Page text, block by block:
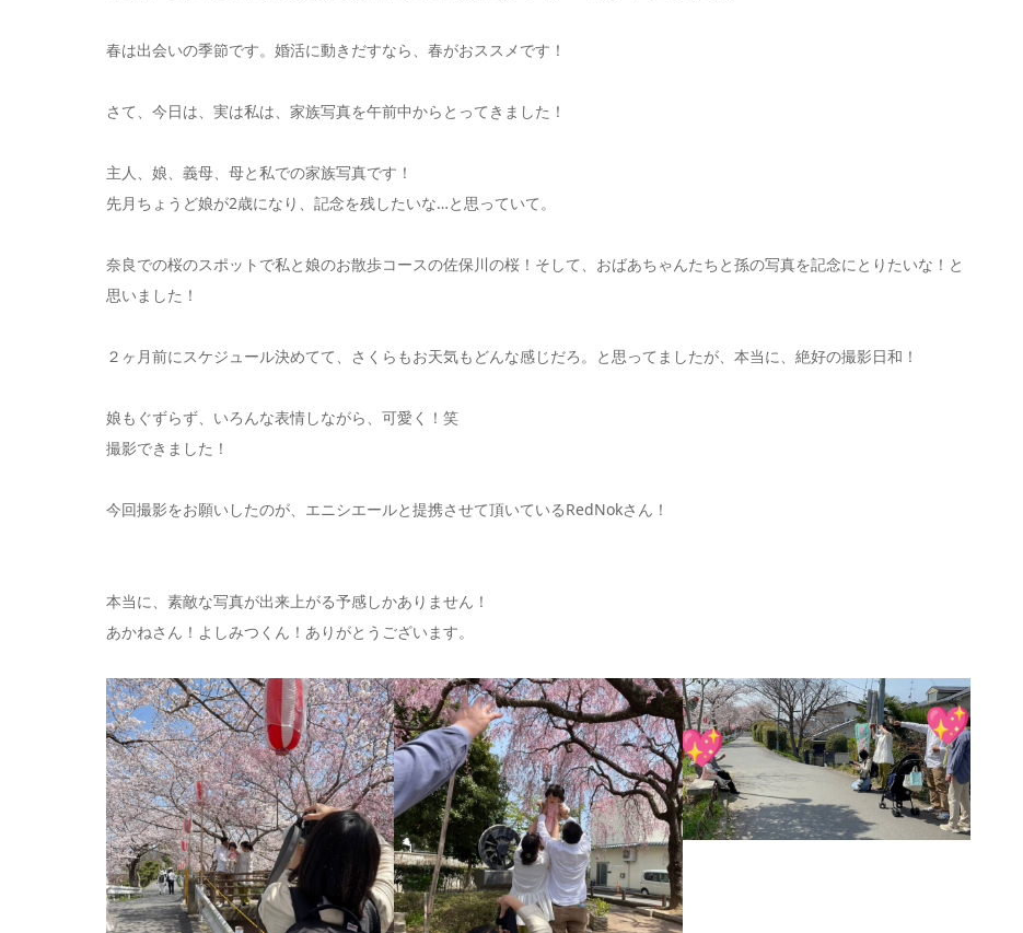
春は出会いの季節です。婚活に動きだすなら、春がおススメです！
さて、今日は、実は私は、家族写真を午前中からとってきました！
主人、娘、義母、母と私での家族写真です！
先月ちょうど娘が2歳になり、記念を残したいな…と思っていて。
奈良での桜のスポットで私と娘のお散歩コースの佐保川の桜！そして、おばあちゃんたちと孫の写真を記念にとりたいな！と
思いました！
２ヶ月前にスケジュール決めてて、さくらもお天気もどんな感じだろ。と思ってましたが、本当に、絶好の撮影日和！
娘もぐずらず、いろんな表情しながら、可愛く！笑
撮影できました！
今回撮影をお願いしたのが、エニシエールと提携させて頂いているRedNokさん！
本当に、素敵な写真が出来上がる予感しかありません！
あかねさん！よしみつくん！ありがとうございます。